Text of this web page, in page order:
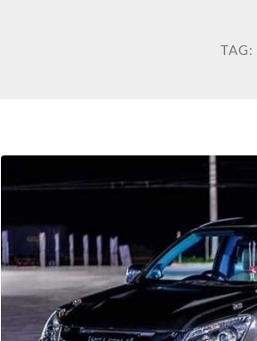
TAG: